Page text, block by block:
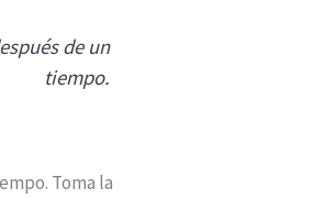
de un
tiempo.
Toma la